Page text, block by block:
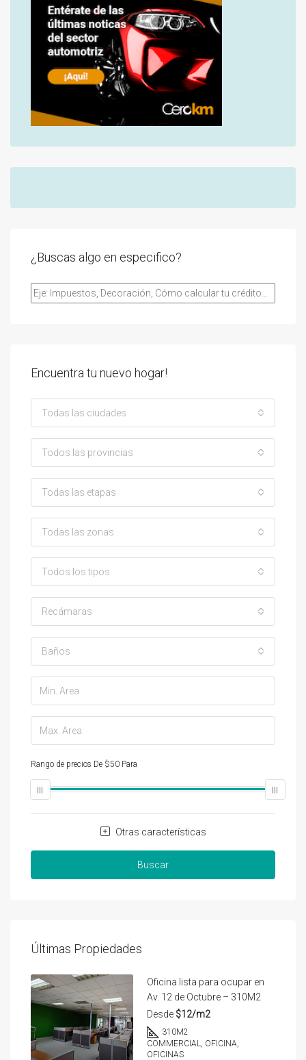
¿Buscas algo en especifico?
Encuentra tu nuevo hogar!
Todas las ciudades
Todos las provincias
Todas las etapas
Todas las zonas
Todos los tipos
Recámaras
Baños
Rango de precios De $50 Para
Otras características
Buscar
Últimas Propiedades
Oficina lista para ocupar en
Av. 12 de Octubre – 310M2
Desde $12/m2
310M2
COMMERCIAL, OFICINA,
OFICINAS